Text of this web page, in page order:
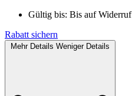
Gültig bis: Bis auf Widerruf
Rabatt sichern
Mehr Details Weniger Details